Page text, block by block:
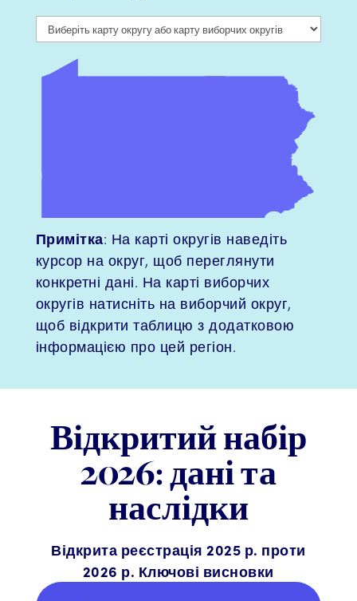
Примітка: На карті округів наведіть
курсор на округ, щоб переглянути
конкретні дані. На карті виборчих
округів натисніть на виборчий округ,
щоб відкрити таблицю з додатковою
інформацією про цей регіон.
Відкритий набір
2026: дані та
наслідки
Відкрита реєстрація 2025 р. проти
2026 р. Ключові висновки